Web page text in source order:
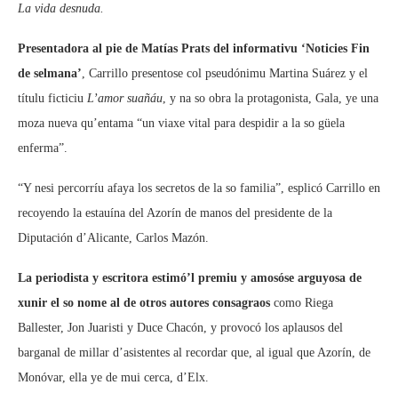
La vida desnuda.
Presentadora al pie de Matías Prats del informativu ‘Noticies Fin
de selmana’ , Carrillo presentose col pseudónimu Martina Suárez y el
títulu ficticiu L’amor suañáu , y na so obra la protagonista, Gala, ye una
moza nueva qu’entama “un viaxe vital para despidir a la so güela
enferma”.
“Y nesi percorríu afaya los secretos de la so familia”, esplicó Carrillo en
recoyendo la estauína del Azorín de manos del presidente de la
Diputación d’Alicante, Carlos Mazón.
La periodista y escritora estimó’l premiu y amosóse arguyosa de
xunir el so nome al de otros autores consagraos como Riega
Ballester, Jon Juaristi y Duce Chacón, y provocó los aplausos del
barganal de millar d’asistentes al recordar que, al igual que Azorín, de
Monóvar, ella ye de mui cerca, d’Elx.